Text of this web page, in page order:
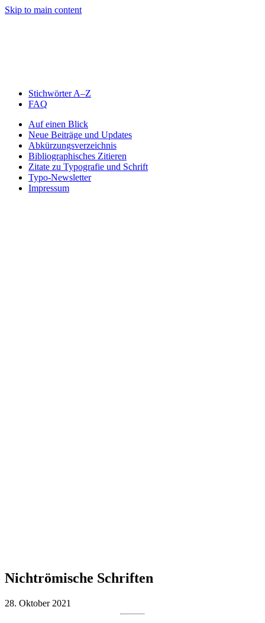
Skip to main content
Stichwörter A–Z
FAQ
Auf einen Blick
Neue Beiträge und Updates
Abkürzungsverzeichnis
Bibliographisches Zitieren
Zitate zu Typografie und Schrift
Typo-Newsletter
Impressum
Nichtrömische Schriften
28. Oktober 2021